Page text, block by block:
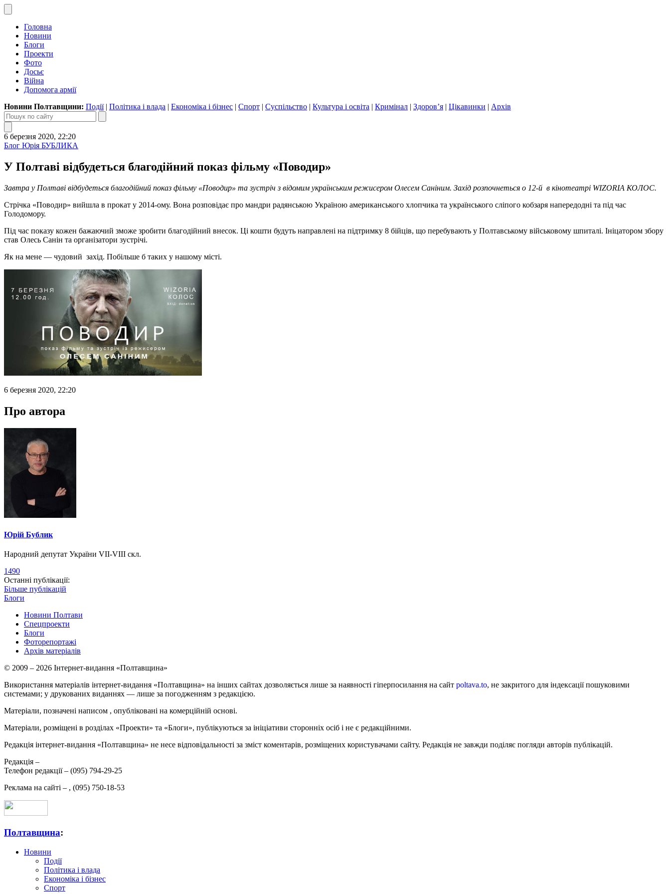
Головна
Новини
Блоги
Проекти
Фото
Досьє
Війна
Допомога армії
Новини Полтавщини: Події| Політика і влада | Економіка і бізнес | Спорт | Суспільство | Культура і освіта | Кримінал | Здоров’я | Цікавинки | Архів
6 березня 2020, 22:20
Блог Юрія БУБЛИКА
У Полтаві відбудеться благодійний показ фільму «Поводир»
Завтра у Полтаві відбудеться благодійний показ фільму «Поводир» та зустріч з відомим українським режисером Олесем Саніним. Захід розпочнеться о 12-й в кінотеатрі WIZORIA КОЛОС.
Стрічка «Поводир» вийшла в прокат у 2014-ому. Вона розповідає про мандри радянською Україною американського хлопчика та українського сліпого кобзаря напередодні та під час
Голодомору.
Під час показу кожен бажаючий зможе зробити благодійний внесок. Ці кошти будуть направлені на підтримку 8 бійців, що перебувають у Полтавському військовому шпиталі. Ініцатором збору
став Олесь Санін та організатори зустрічі.
Як на мене — чудовий захід. Побільше б таких у нашому місті.
6 березня 2020, 22:20
Про автора
Юрій Бублик
Народний депутат України VII-VIII скл.
1490
Останні публікації:
Більше публікацій
Блоги
Новини Полтави
Спецпроекти
Блоги
Фоторепортажі
Архів матеріалів
© 2009 – 2026 Інтернет-видання «Полтавщина»
Використання матеріалів інтернет-видання «Полтавщина» на інших сайтах дозволяється лише за наявності гіперпосилання на сайт poltava.to, не закритого для індексації пошуковими
системами; у друкованих виданнях — лише за погодженням з редакцією.
Матеріали, позначені написом , опубліковані на комерційній основі.
Матеріали, розміщені в розділах «Проекти» та «Блоги», публікуються за ініціативи сторонніх осіб і не є редакційними.
Редакція інтернет-видання «Полтавщина» не несе відповідальності за зміст коментарів, розміщених користувачами сайту. Редакція не завжди поділяє погляди авторів публікацій.
Редакція –
Телефон редакції – (095) 794-29-25
Реклама на сайті – , (095) 750-18-53
Полтавщина:
Новини
Події
Політика і влада
Економіка і бізнес
Спорт